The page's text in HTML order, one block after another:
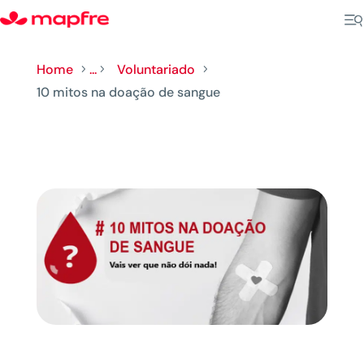
Home 5 ... 5 Voluntariado 5
10 mitos na doação de sangue